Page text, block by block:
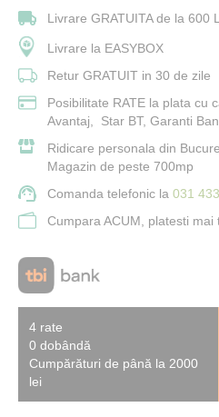
Livrare GRATUITA de la 600
Livrare la EASYBOX
Retur GRATUIT in 30 de zile
Posibilitate RATE la plata cu
Avantaj, Star BT, Garanti
Ridicare personala din
Magazin de peste 700mp
Comanda telefonic la 031
Cumpara ACUM, platesti mai
4 rate
0 dobândă
Cumpărături de până la 2000
lei